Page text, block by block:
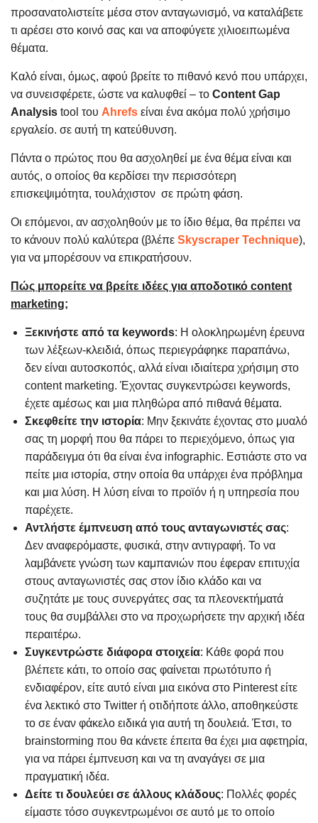
προσανατολιστείτε μέσα στον ανταγωνισμό, να καταλάβετε
τι αρέσει στο κοινό σας και να αποφύγετε χιλιοειπωμένα
θέματα.
Καλό είναι, όμως, αφού βρείτε το πιθανό κενό που υπάρχει,
να συνεισφέρετε, ώστε να καλυφθεί – το Content Gap
Analysis tool του Ahrefs είναι ένα ακόμα πολύ χρήσιμο
εργαλείο. σε αυτή τη κατεύθυνση.
Πάντα ο πρώτος που θα ασχοληθεί με ένα θέμα είναι και
αυτός, ο οποίος θα κερδίσει την περισσότερη
επισκεψιμότητα, τουλάχιστον σε πρώτη φάση.
Οι επόμενοι, αν ασχοληθούν με το ίδιο θέμα, θα πρέπει να
το κάνουν πολύ καλύτερα (βλέπε Skyscraper Technique),
για να μπορέσουν να επικρατήσουν.
Πώς μπορείτε να βρείτε ιδέες για αποδοτικό content
marketing;
Ξεκινήστε από τα keywords: Η ολοκληρωμένη έρευνα
των λέξεων-κλειδιά, όπως περιεγράφηκε παραπάνω,
δεν είναι αυτοσκοπός, αλλά είναι ιδιαίτερα χρήσιμη στο
content marketing. Έχοντας συγκεντρώσει keywords,
έχετε αμέσως και μια πληθώρα από πιθανά θέματα.
Σκεφθείτε την ιστορία: Μην ξεκινάτε έχοντας στο μυαλό
σας τη μορφή που θα πάρει το περιεχόμενο, όπως για
παράδειγμα ότι θα είναι ένα infographic. Εστιάστε στο να
πείτε μια ιστορία, στην οποία θα υπάρχει ένα πρόβλημα
και μια λύση. Η λύση είναι το προϊόν ή η υπηρεσία που
παρέχετε.
Αντλήστε έμπνευση από τους ανταγωνιστές σας:
Δεν αναφερόμαστε, φυσικά, στην αντιγραφή. Το να
λαμβάνετε γνώση των καμπανιών που έφεραν επιτυχία
στους ανταγωνιστές σας στον ίδιο κλάδο και να
συζητάτε με τους συνεργάτες σας τα πλεονεκτήματά
τους θα συμβάλλει στο να προχωρήσετε την αρχική ιδέα
περαιτέρω.
Συγκεντρώστε διάφορα στοιχεία: Κάθε φορά που
βλέπετε κάτι, το οποίο σας φαίνεται πρωτότυπο ή
ενδιαφέρον, είτε αυτό είναι μια εικόνα στο Pinterest είτε
ένα λεκτικό στο Twitter ή οτιδήποτε άλλο, αποθηκεύστε
το σε έναν φάκελο ειδικά για αυτή τη δουλειά. Έτσι, το
brainstorming που θα κάνετε έπειτα θα έχει μια αφετηρία,
για να πάρει έμπνευση και να τη αναγάγει σε μια
πραγματική ιδέα.
Δείτε τι δουλεύει σε άλλους κλάδους: Πολλές φορές
είμαστε τόσο συγκεντρωμένοι σε αυτό με το οποίο